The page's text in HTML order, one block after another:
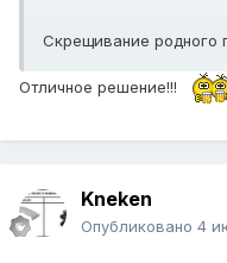
Скрещивание родного
Отличное решение!!!
Kneken
Опубликовано 4